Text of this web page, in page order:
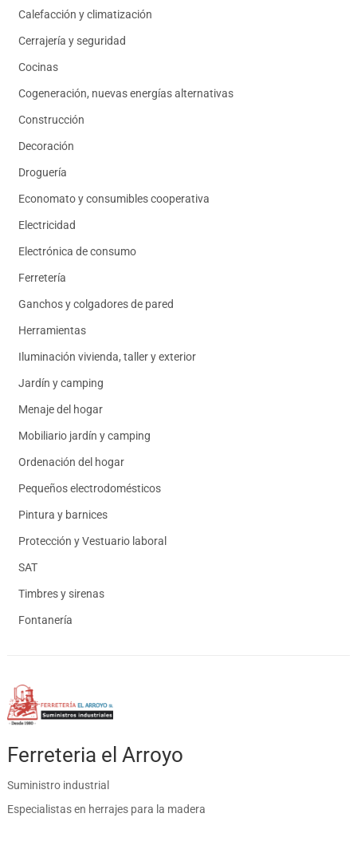
Calefacción y climatización
Cerrajería y seguridad
Cocinas
Cogeneración, nuevas energías alternativas
Construcción
Decoración
Droguería
Economato y consumibles cooperativa
Electricidad
Electrónica de consumo
Ferretería
Ganchos y colgadores de pared
Herramientas
Iluminación vivienda, taller y exterior
Jardín y camping
Menaje del hogar
Mobiliario jardín y camping
Ordenación del hogar
Pequeños electrodomésticos
Pintura y barnices
Protección y Vestuario laboral
SAT
Timbres y sirenas
Fontanería
Ferreteria el Arroyo
Suministro industrial
Especialistas en herrajes para la madera